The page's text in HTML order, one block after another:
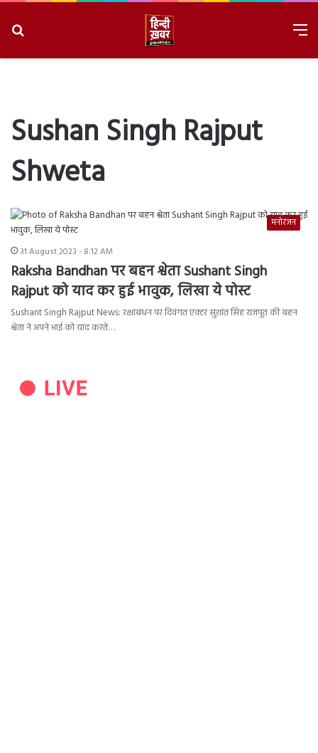
Sushan Singh Rajput
Shweta
मनोरंजन
31 August 2023 - 8:12 AM
Raksha Bandhan पर बहन श्वेता Sushant Singh
Rajput को याद कर हुई भावुक, लिखा ये पोस्ट
Sushant Singh Rajput News: रक्षाबंधन पर दिवंगत एक्टर सुशांत सिंह राजपूत की बहन
श्वेता ने अपने भाई को याद करते…